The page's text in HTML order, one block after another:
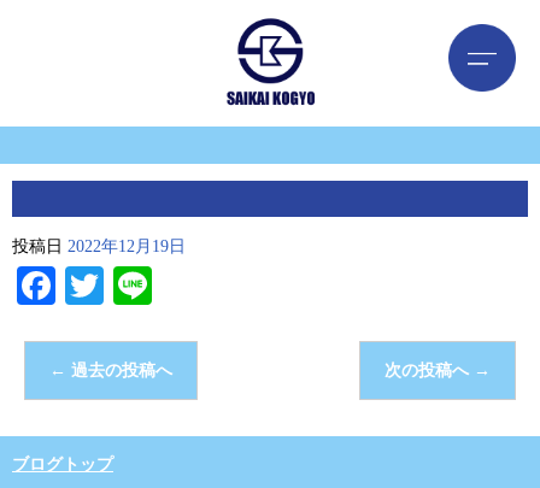
投稿日 2022年12月19日
Facebook
Twitter
← 過去の投稿へ 次の投稿へ →
ブログトップ